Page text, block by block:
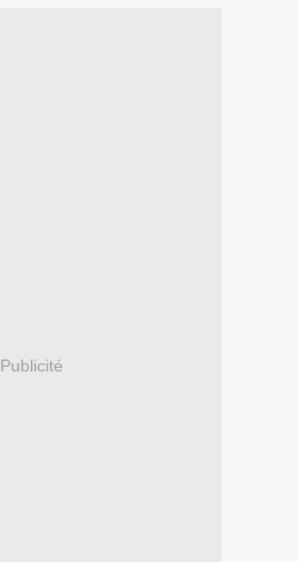
Publicité